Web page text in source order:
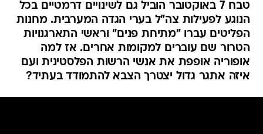
טבח 7 באוקטובר הוביל גם לשינויים דרמטיים בכל
הנוגע לפעילות צה"ל בערי הגדה המערבית. מחנות
הפליטים עברו "מתיחת פנים" וראשי התארגנויות
הטרור שם עוברים למקומות אחרים. אז למה
אופוריה אופפת את אנשי הרשות הפלסטינית ועם
איזה אתגר גדול יצטרך הצבא להתמודד בעתיד?